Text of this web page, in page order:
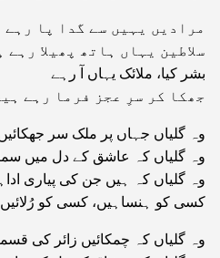
مرادیں یہیں سے گدا پا رہے
سلاطین یہاں ہاتھ پھیلا رہے
بشر کیا، ملائک یہاں آ رہے
جھکا کر سرِ عجز فرما رہے
وہ گلیاں جہاں پر ملک سر
وہ گلیاں کہ عاشق کے دل میں
وہ گلیاں کہ ہیں جن کی پیاری
کسی کو ہنساہیں، کسی کو رُلائیں
وہ گلیاں کہ چمکائیں زائر کی